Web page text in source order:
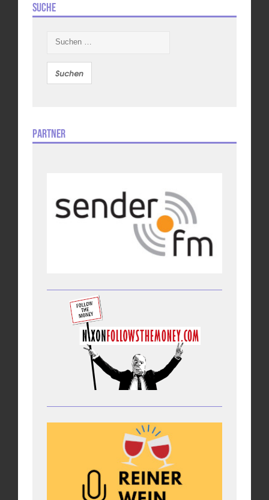
Suche
nach:
Partner